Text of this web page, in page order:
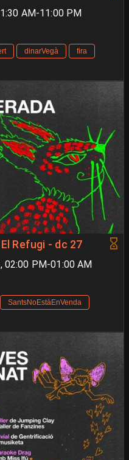
AM-11:00 PM
dinarVegà
fira
Refugi - dc 27
02:00 PM-01:00 AM
SantsNoEstàEnVenda